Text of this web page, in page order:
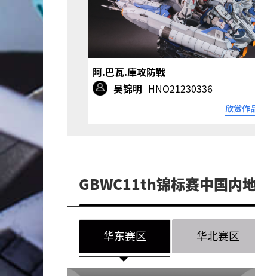
阿.巴瓦.庫攻防戰
吴锦明
HNO21230336
GBWC11th锦标赛中国内
华东赛区 华北赛区